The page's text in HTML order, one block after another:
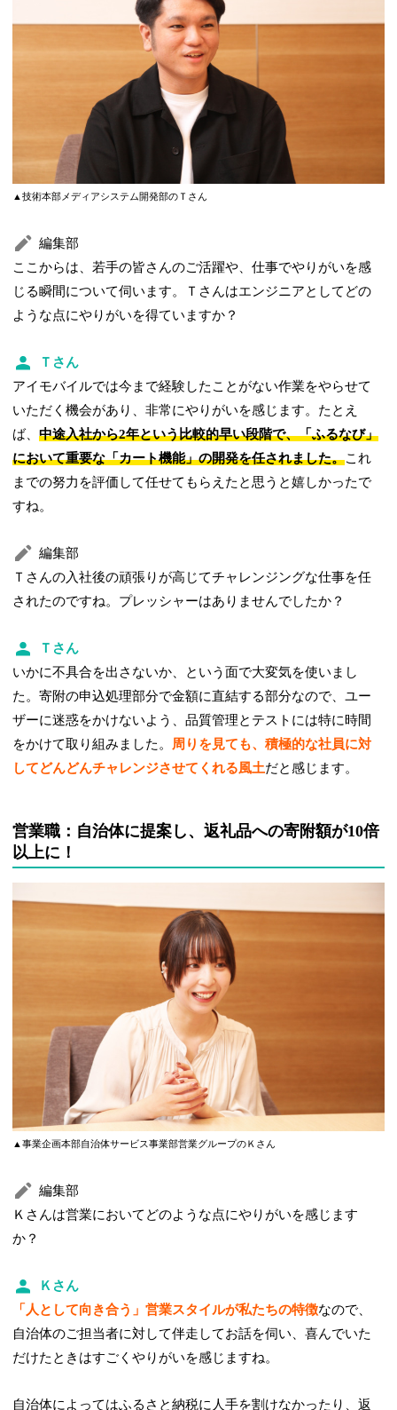
▲技術本部メディアシステム開発部のＴさん
編集部
ここからは、若手の皆さんのご活躍や、仕事でやりがいを感
じる瞬間について伺います。Ｔさんはエンジニアとしてどの
ような点にやりがいを得ていますか？
Ｔさん
アイモバイルでは今まで経験したことがない作業をやらせて
いただく機会があり、非常にやりがいを感じます。たとえ
ば、中途入社から2年という比較的早い段階で、「ふるなび」
において重要な「カート機能」の開発を任されました。これ
までの努力を評価して任せてもらえたと思うと嬉しかったで
すね。
編集部
Ｔさんの入社後の頑張りが高じてチャレンジングな仕事を任
されたのですね。プレッシャーはありませんでしたか？
Ｔさん
いかに不具合を出さないか、という面で大変気を使いまし
た。寄附の申込処理部分で金額に直結する部分なので、ユー
ザーに迷惑をかけないよう、品質管理とテストには特に時間
をかけて取り組みました。
周りを見ても、積極的な社員に対
してどんどんチャレンジさせてくれる風土だと感じます。
営業職：自治体に提案し、返礼品への寄附額が10倍
以上に！
▲事業企画本部自治体サービス事業部営業グループのＫさん
編集部
Ｋさんは営業においてどのような点にやりがいを感じます
か？
Ｋさん
「人として向き合う」営業スタイルが私たちの特徴なので、
自治体のご担当者に対して伴走してお話を伺い、喜んでいた
だけたときはすごくやりがいを感じますね。
自治体によってはふるさと納税に人手を割けなかったり、返